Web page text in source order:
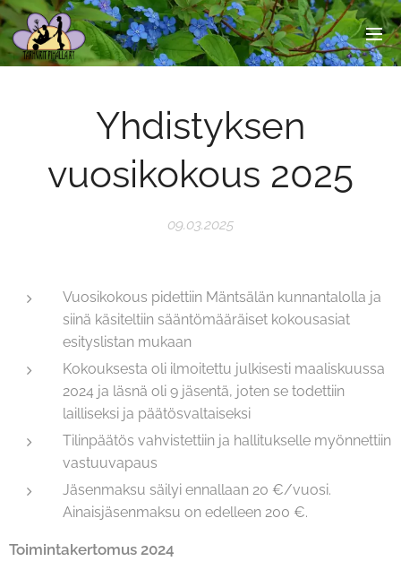
Yhdistyksen
vuosikokous 2025
09.03.2025
Vuosikokous pidettiin Mäntsälän kunnantalolla ja
siinä käsiteltiin sääntömääräiset kokousasiat
esityslistan mukaan
Kokouksesta oli ilmoitettu julkisesti maaliskuussa
2024 ja läsnä oli 9 jäsentä, joten se todettiin
lailliseksi ja päätösvaltaiseksi
Tilinpäätös vahvistettiin ja hallitukselle myönnettiin
vastuuvapaus
Jäsenmaksu säilyi ennallaan 20 €/vuosi.
Ainaisjäsenmaksu on edelleen 200 €.
Toimintakertomus 2024